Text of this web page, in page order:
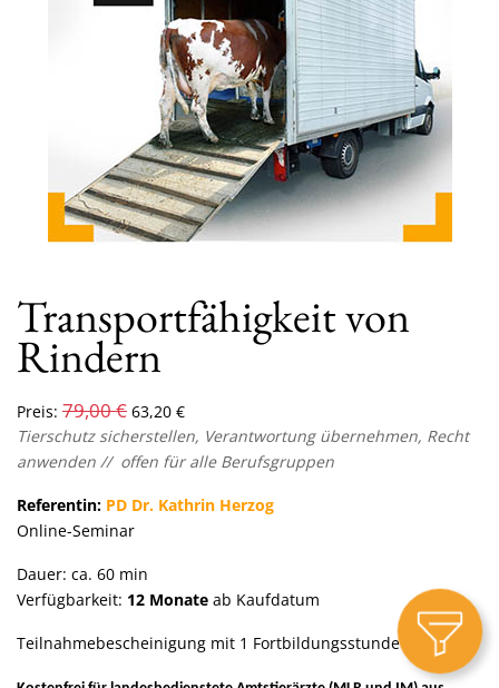
Transportfähigkeit von
Rindern
Preis: 79,00€ 63,20 €
Tierschutz sicherstellen, Verantwortung übernehmen, Recht
anwenden // offen für alle Berufsgruppen
Referentin: PD Dr. Kathrin Herzog
Online-Seminar
Dauer: ca. 60 min
Verfügbarkeit: 12 Monate ab Kaufdatum
Teilnahmebescheinigung mit 1 Fortbildungsstunde